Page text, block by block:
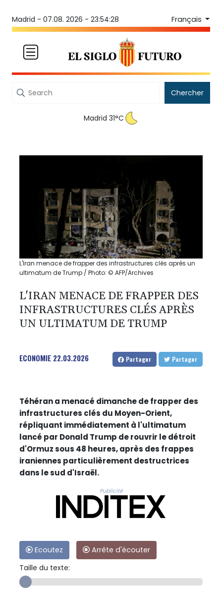
Madrid - 07.08. 2026 - 23:54:29 Français
Chercher
Madrid 31°C
L'Iran menace de frapper des infrastructures clés après un
ultimatum de Trump / Photo: © AFP/Archives
L'IRAN MENACE DE FRAPPER DES
INFRASTRUCTURES CLÉS APRÈS
UN ULTIMATUM DE TRUMP
ECONOMIE 22.03.2026 Partager Partager
Téhéran a menacé dimanche de frapper des
infrastructures clés du Moyen-Orient,
répliquant immédiatement à l'ultimatum
lancé par Donald Trump de rouvrir le détroit
d'Ormuz sous 48 heures, après des frappes
iraniennes particulièrement destructrices
dans le sud d'Israël.
Publicité
Ecoutez
Arrête d'écouter
Taille du texte: